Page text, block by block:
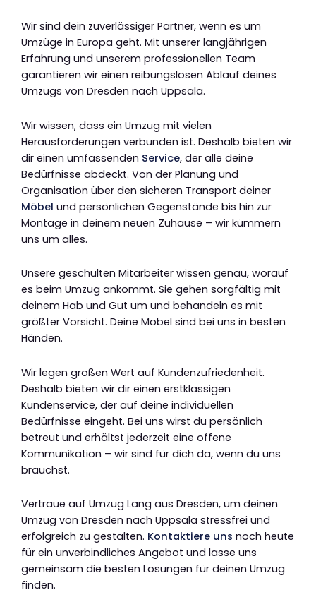
Wir sind dein zuverlässiger Partner, wenn es um
Umzüge in Europa geht. Mit unserer langjährigen
Erfahrung und unserem professionellen Team
garantieren wir einen reibungslosen Ablauf deines
Umzugs von Dresden nach Uppsala.
Wir wissen, dass ein Umzug mit vielen
Herausforderungen verbunden ist. Deshalb bieten wir
dir einen umfassenden Service, der alle deine
Bedürfnisse abdeckt. Von der Planung und
Organisation über den sicheren Transport deiner
Möbel und persönlichen Gegenstände bis hin zur
Montage in deinem neuen Zuhause – wir kümmern
uns um alles.
Unsere geschulten Mitarbeiter wissen genau, worauf
es beim Umzug ankommt. Sie gehen sorgfältig mit
deinem Hab und Gut um und behandeln es mit
größter Vorsicht. Deine Möbel sind bei uns in besten
Händen.
Wir legen großen Wert auf Kundenzufriedenheit.
Deshalb bieten wir dir einen erstklassigen
Kundenservice, der auf deine individuellen
Bedürfnisse eingeht. Bei uns wirst du persönlich
betreut und erhältst jederzeit eine offene
Kommunikation – wir sind für dich da, wenn du uns
brauchst.
Vertraue auf Umzug Lang aus Dresden, um deinen
Umzug von Dresden nach Uppsala stressfrei und
erfolgreich zu gestalten. Kontaktiere uns noch heute
für ein unverbindliches Angebot und lasse uns
gemeinsam die besten Lösungen für deinen Umzug
finden.